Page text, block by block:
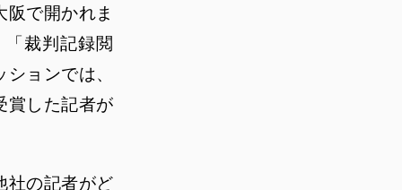
で開かれま
裁判記録閲
ョンでは、
賞した記者が
社の記者がど